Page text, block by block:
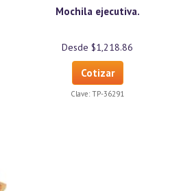
Mochila ejecutiva.
Desde $1,218.86
Cotizar
Clave: TP-36291